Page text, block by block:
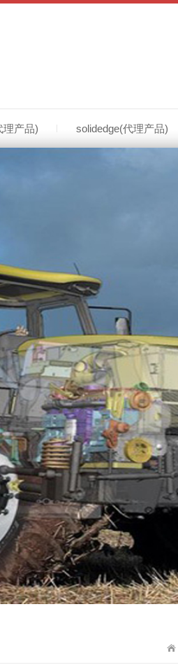
理产品) solidedge(代理产品)